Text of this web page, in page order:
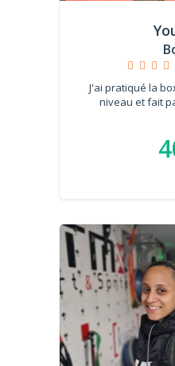
J'ai pratiqué la
niveau et fait